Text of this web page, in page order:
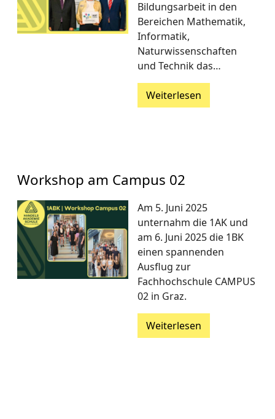
Bildungsarbeit in den
Bereichen Mathematik,
Informatik,
Naturwissenschaften
und Technik das…
Weiterlesen
Workshop am Campus 02
Am 5. Juni 2025
unternahm die 1AK und
am 6. Juni 2025 die 1BK
einen spannenden
Ausflug zur
Fachhochschule CAMPUS
02 in Graz.
Weiterlesen